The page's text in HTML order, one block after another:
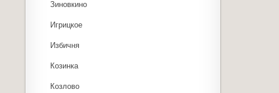
Зиновкино
Игрицкое
Избичня
Козинка
Козлово